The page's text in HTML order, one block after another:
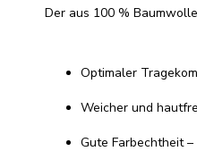
Der aus 100 %
Optimaler
Weicher und
Gute Farbechtheit